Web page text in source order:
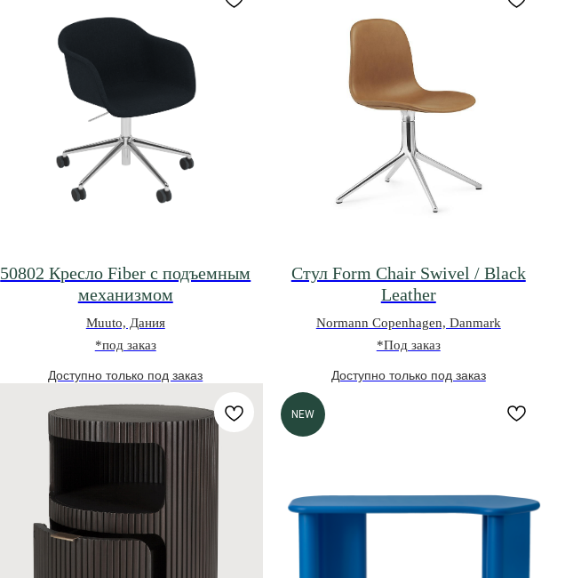
50802 Кресло Fiber с подъемным
механизмом
Muuto, Дания
*под заказ
Стул Form Chair Swivel / Black
Leather
Normann Copenhagen, Danmark
*Под заказ
NEW